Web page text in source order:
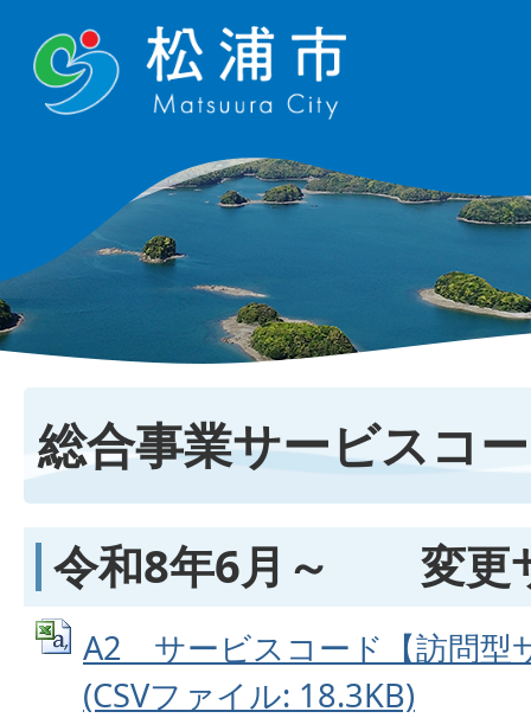
総合事業サービスコ
令和8年6月～ 変更
A2 サービスコード【訪問型
(CSVファイル: 18.3KB)